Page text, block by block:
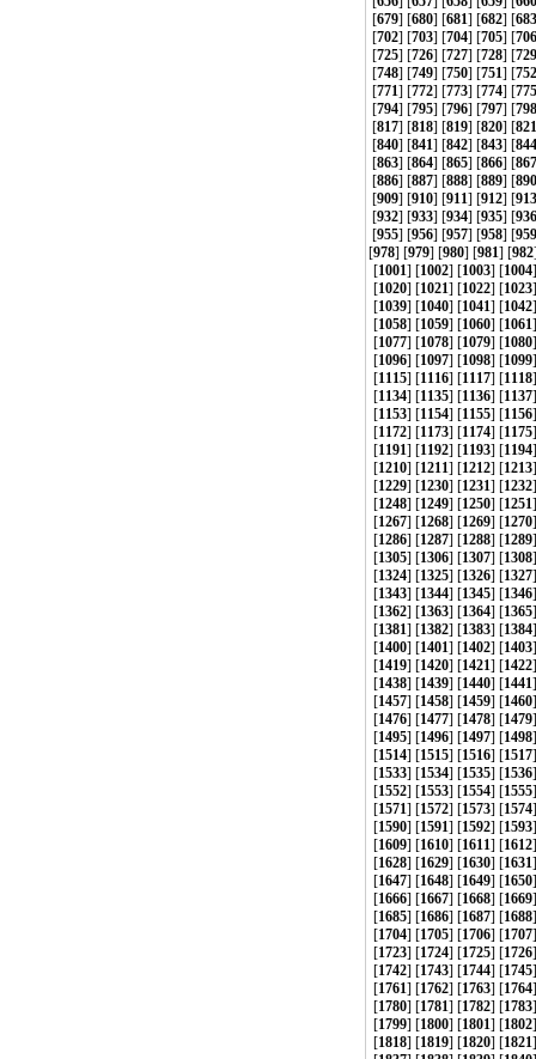
[679] [680] [681] [682] [683
[702] [703] [704] [705] [706
[725] [726] [727] [728] [729
[748] [749] [750] [751] [752
[771] [772] [773] [774] [775
[794] [795] [796] [797] [798
[817] [818] [819] [820] [821
[840] [841] [842] [843] [844
[863] [864] [865] [866] [867
[886] [887] [888] [889] [890
[909] [910] [911] [912] [913
[932] [933] [934] [935] [936
[955] [956] [957] [958] [959
[978] [979] [980] [981] [982
[1001] [1002] [1003] [1004
[1020] [1021] [1022] [1023
[1039] [1040] [1041] [1042
[1058] [1059] [1060] [1061
[1077] [1078] [1079] [1080
[1096] [1097] [1098] [1099
[1115] [1116] [1117] [1118
[1134] [1135] [1136] [1137
[1153] [1154] [1155] [1156
[1172] [1173] [1174] [1175
[1191] [1192] [1193] [1194
[1210] [1211] [1212] [1213
[1229] [1230] [1231] [1232
[1248] [1249] [1250] [1251
[1267] [1268] [1269] [1270
[1286] [1287] [1288] [1289
[1305] [1306] [1307] [1308
[1324] [1325] [1326] [1327
[1343] [1344] [1345] [1346
[1362] [1363] [1364] [1365
[1381] [1382] [1383] [1384
[1400] [1401] [1402] [1403
[1419] [1420] [1421] [1422
[1438] [1439] [1440] [1441
[1457] [1458] [1459] [1460
[1476] [1477] [1478] [1479
[1495] [1496] [1497] [1498
[1514] [1515] [1516] [1517
[1533] [1534] [1535] [1536
[1552] [1553] [1554] [1555
[1571] [1572] [1573] [1574
[1590] [1591] [1592] [1593
[1609] [1610] [1611] [1612
[1628] [1629] [1630] [1631
[1647] [1648] [1649] [1650
[1666] [1667] [1668] [1669
[1685] [1686] [1687] [1688
[1704] [1705] [1706] [1707
[1723] [1724] [1725] [1726
[1742] [1743] [1744] [1745
[1761] [1762] [1763] [1764
[1780] [1781] [1782] [1783
[1799] [1800] [1801] [1802
[1818] [1819] [1820] [1821